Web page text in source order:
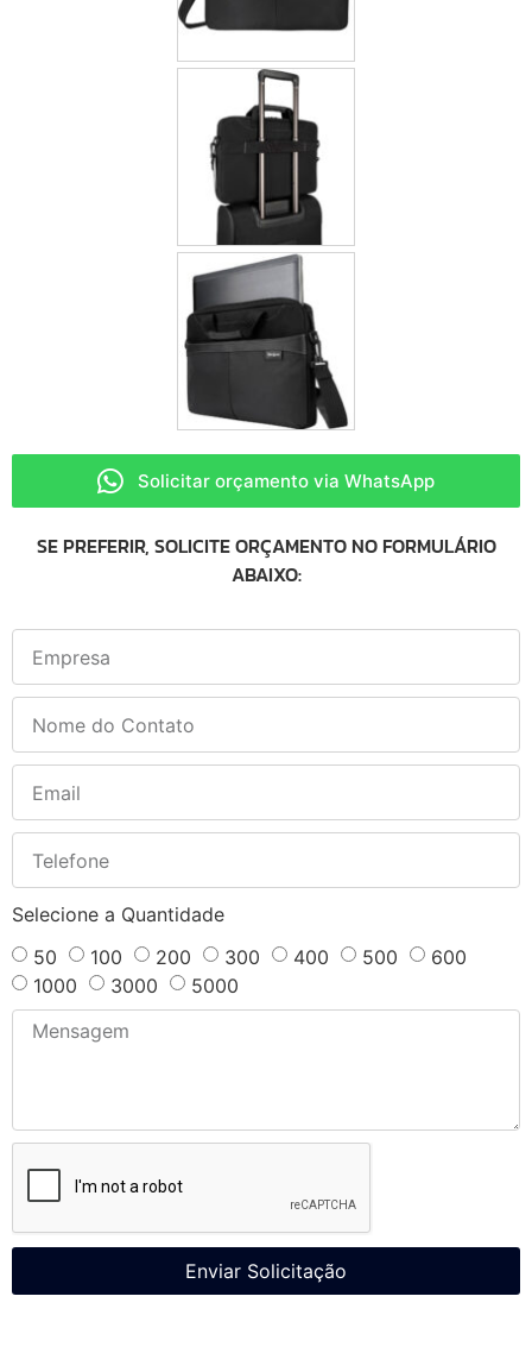
Solicitar orçamento via WhatsApp
SE PREFERIR, SOLICITE ORÇAMENTO NO FORMULÁRIO
ABAIXO:
Selecione a Quantidade
50
100 200 300 400 500
600
1000
3000 5000
Enviar Solicitação